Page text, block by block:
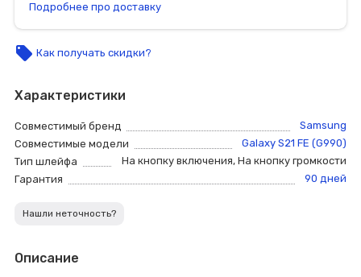
Подробнее про доставку
local_offer Как получать скидки?
Характеристики
Совместимый бренд
Samsung
Совместимые модели
Galaxy S21 FE (G990)
Тип шлейфа
На кнопку включения, На кнопку громкости
Гарантия
90 дней
Нашли неточность?
Описание